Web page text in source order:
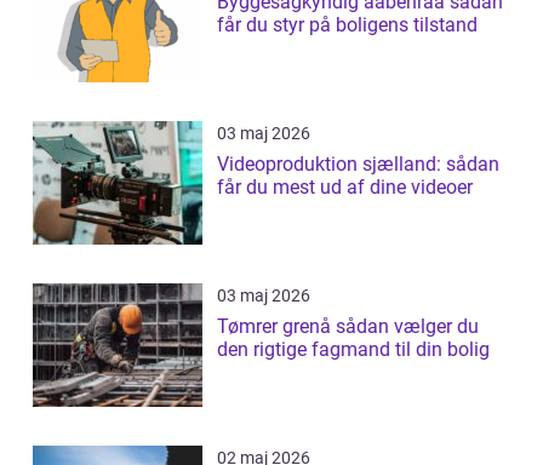
får du styr på boligens tilstand
03 maj 2026
Videoproduktion sjælland: sådan
får du mest ud af dine videoer
03 maj 2026
Tømrer grenå sådan vælger du
den rigtige fagmand til din bolig
02 maj 2026